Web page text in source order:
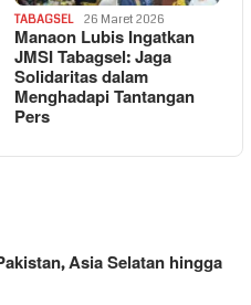
TABAGSEL 26 Maret 2026
Manaon Lubis Ingatkan
JMSI Tabagsel: Jaga
Solidaritas dalam
Menghadapi Tantangan
Pers
Asia Selatan hingga